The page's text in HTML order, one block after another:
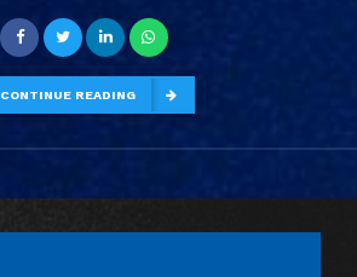
CONTINUE READING